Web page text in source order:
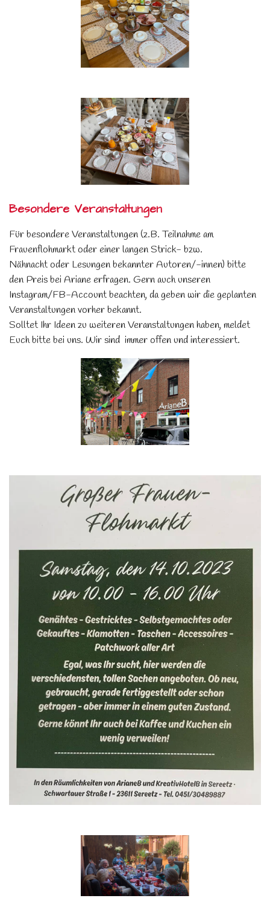
Besondere Veranstaltungen
Für besondere Veranstaltungen (z.B. Teilnahme am
Frauenflohmarkt oder einer langen Strick- bzw.
Nähnacht oder Lesungen bekannter Autoren/-innen) bitte
den Preis bei Ariane erfragen. Gern auch unseren
Instagram/FB-Account beachten, da geben wir die geplanten
Veranstaltungen vorher bekannt.
Solltet Ihr Ideen zu weiteren Veranstaltungen haben, meldet
Euch bitte bei uns. Wir sind immer offen und interessiert.